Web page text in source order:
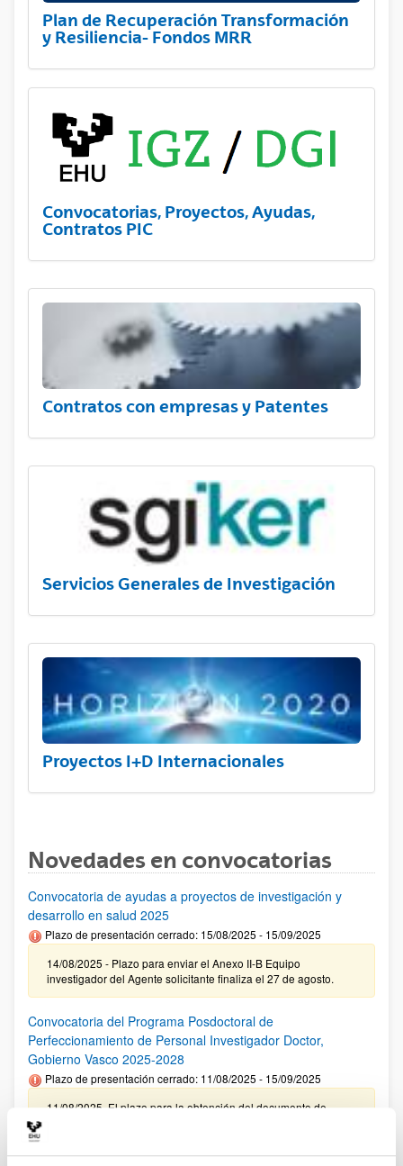
Plan de Recuperación Transformación
y Resiliencia- Fondos MRR
Convocatorias, Proyectos, Ayudas,
Contratos PIC
Contratos con empresas y Patentes
Servicios Generales de Investigación
Proyectos I+D Internacionales
Novedades en convocatorias
Convocatoria de ayudas a proyectos de investigación y
desarrollo en salud 2025
Plazo de presentación cerrado: 15/08/2025 - 15/09/2025
14/08/2025 - Plazo para enviar el Anexo II-B Equipo
investigador del Agente solicitante finaliza el 27 de agosto.
Convocatoria del Programa Posdoctoral de
Perfeccionamiento de Personal Investigador Doctor,
Gobierno Vasco 2025-2028
Plazo de presentación cerrado: 11/08/2025 - 15/09/2025
11/08/2025. El plazo para la obtención del documento de